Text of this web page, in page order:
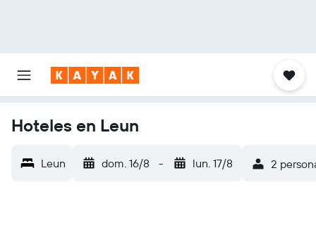
Hoteles en Leun
Leun dom. 16/8 - lun. 17/8 2